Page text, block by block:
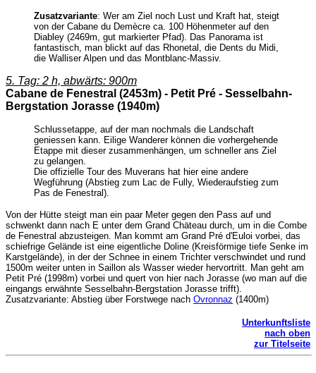
Zusatzvariante: Wer am Ziel noch Lust und Kraft hat, steigt
von der Cabane du Demècre ca. 100 Höhenmeter auf den
Diabley (2469m, gut markierter Pfad). Das Panorama ist
fantastisch, man blickt auf das Rhonetal, die Dents du Midi,
die Walliser Alpen und das Montblanc-Massiv.
5. Tag: 2 h, abwärts: 900m
Cabane de Fenestral (2453m) - Petit Pré - Sesselbahn-
Bergstation Jorasse (1940m)
Schlussetappe, auf der man nochmals die Landschaft
geniessen kann. Eilige Wanderer können die vorhergehende
Etappe mit dieser zusammenhängen, um schneller ans Ziel
zu gelangen.
Die offizielle Tour des Muverans hat hier eine andere
Wegführung (Abstieg zum Lac de Fully, Wiederaufstieg zum
Pas de Fenestral).
Von der Hütte steigt man ein paar Meter gegen den Pass auf und
schwenkt dann nach E unter dem Grand Chäteau durch, um in die Combe
de Fenestral abzusteigen. Man kommt am Grand Pré d'Euloi vorbei, das
schiefrige Gelände ist eine eigentliche Doline (Kreisförmige tiefe Senke im
Karstgelände), in der der Schnee in einem Trichter verschwindet und rund
1500m weiter unten in Saillon als Wasser wieder hervortritt. Man geht am
Petit Pré (1998m) vorbei und quert von hier nach Jorasse (wo man auf die
eingangs erwähnte Sesselbahn-Bergstation Jorasse trifft).
Zusatzvariante: Abstieg über Forstwege nach Ovronnaz (1400m)
Unterkunftsliste
nach oben
zur Titelseite